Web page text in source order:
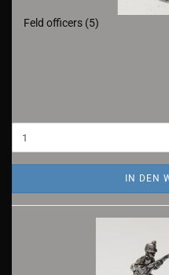
Feld officers (5)
IN DEN